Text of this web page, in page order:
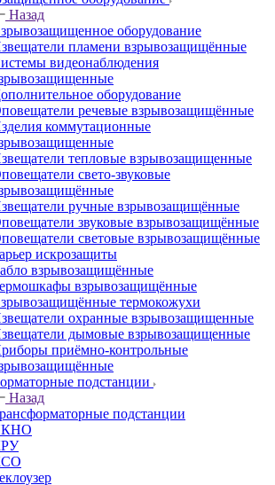
Назад
оборудование
пламени взрывозащищённые
видеонаблюдения
оборудование
речевые взрывозащищённые
коммутационные
тепловые взрывозащищенные
свето-звуковые
ручные взрывозащищённые
звуковые взрывозащищённые
световые взрывозащищённые
искрозащиты
взрывозащищённые
взрывозащищённые
термокожухи
охранные взрывозащищенные
дымовые взрывозащищенные
приёмно-контрольные
подстанции
Назад
подстанции